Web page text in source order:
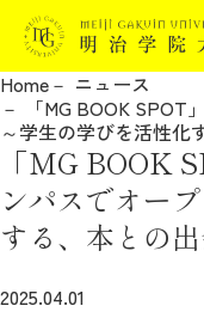
受験生の方
Home
ニュース
「MG BOOK
～学生の学びを活性化
「MG BOOK
ンパスでオー
する、本との
2025.04.01